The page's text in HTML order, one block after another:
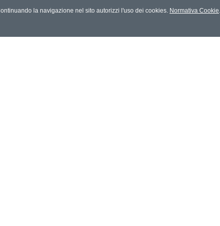
la navigazione nel sito autorizzi l'uso dei cookies. Normativa Cookie.